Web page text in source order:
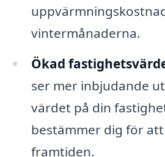
vintermånaderna.
Ökad
ser mer inbjudande
värdet på din
bestämmer dig för att
framtiden.